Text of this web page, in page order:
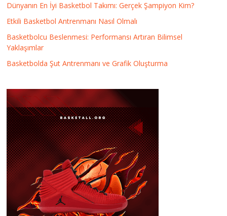
Dünyanın En İyi Basketbol Takımı: Gerçek Şampiyon Kim?
Etkili Basketbol Antrenmanı Nasıl Olmalı
Basketbolcu Beslenmesi: Performansı Artıran Bilimsel
Yaklaşımlar
Basketbolda Şut Antrenmanı ve Grafik Oluşturma